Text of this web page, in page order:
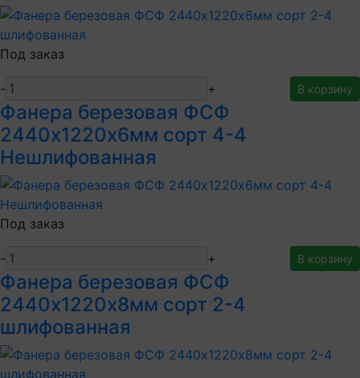
Под заказ
- + В корзину
Фанера березовая ФСФ
2440х1220х6мм сорт 4-4
Нешлифованная
Под заказ
- + В корзину
Фанера березовая ФСФ
2440х1220х8мм сорт 2-4
шлифованная